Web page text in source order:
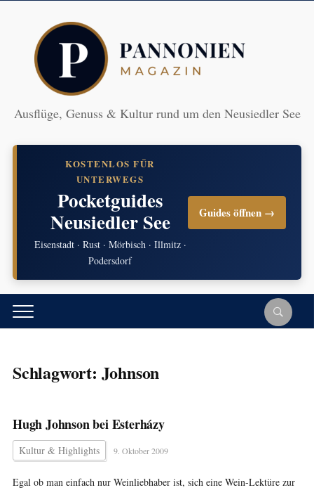
Ausflüge, Genuss & Kultur rund um den Neusiedler See
KOSTENLOS FÜR
UNTERWEGS
Pocketguides
Neusiedler See
Eisenstadt · Rust · Mörbisch · Illmitz ·
Podersdorf
Guides öffnen →
Schlagwort: Johnson
Hugh Johnson bei Esterházy
Kultur & Highlights 9. Oktober 2009
Egal ob man einfach nur Weinliebhaber ist, sich eine Wein-Lektüre zur